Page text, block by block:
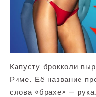
Капусту брокколи
Риме. Её название
слова «брахе» —